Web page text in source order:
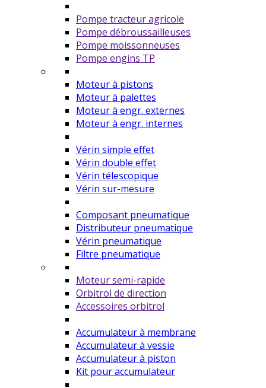
Pompe tracteur agricole
Pompe débroussailleuses
Pompe moissonneuses
Pompe engins TP
Moteur à pistons
Moteur à palettes
Moteur à engr. externes
Moteur à engr. internes
Vérin simple effet
Vérin double effet
Vérin télescopique
Vérin sur-mesure
Composant pneumatique
Distributeur pneumatique
Vérin pneumatique
Filtre pneumatique
Moteur semi-rapide
Orbitrol de direction
Accessoires orbitrol
Accumulateur à membrane
Accumulateur à vessie
Accumulateur à piston
Kit pour accumulateur